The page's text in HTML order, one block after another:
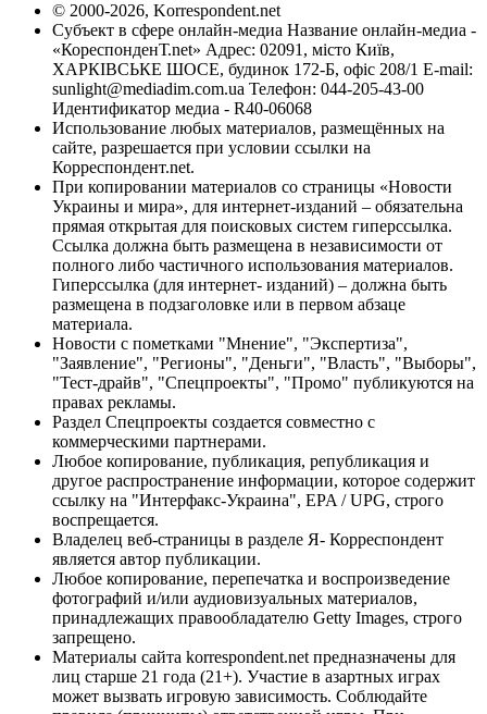
© 2000-2026, Korrespondent.net
Субъект в сфере онлайн-медиа Название онлайн-медиа -
«КореспонденТ.net» Адрес: 02091, місто Київ,
ХАРКІВСЬКЕ ШОСЕ, будинок 172-Б, офіс 208/1 E-mail:
sunlight@mediadim.com.ua Телефон: 044-205-43-00
Идентификатор медиа - R40-06068
Использование любых материалов, размещённых на
сайте, разрешается при условии ссылки на
Корреспондент.net.
При копировании материалов со страницы «Новости
Украины и мира», для интернет-изданий – обязательна
прямая открытая для поисковых систем гиперссылка.
Ссылка должна быть размещена в независимости от
полного либо частичного использования материалов.
Гиперссылка (для интернет- изданий) – должна быть
размещена в подзаголовке или в первом абзаце
материала.
Новости с пометками "Мнение", "Экспертиза",
"Заявление", "Регионы", "Деньги", "Власть", "Выборы",
"Тест-драйв", "Спецпроекты", "Промо" публикуются на
правах рекламы.
Раздел Спецпроекты создается совместно с
коммерческими партнерами.
Любое копирование, публикация, републикация и
другое распространение информации, которое содержит
ссылку на "Интерфакс-Украина", EPA / UPG, строго
воспрещается.
Владелец веб-страницы в разделе Я- Корреспондент
является автор публикации.
Любое копирование, перепечатка и воспроизведение
фотографий и/или аудиовизуальных материалов,
принадлежащих правообладателю Getty Images, строго
запрещено.
Материалы сайта korrespondent.net предназначены для
лиц старше 21 года (21+). Участие в азартных играх
может вызвать игровую зависимость. Соблюдайте